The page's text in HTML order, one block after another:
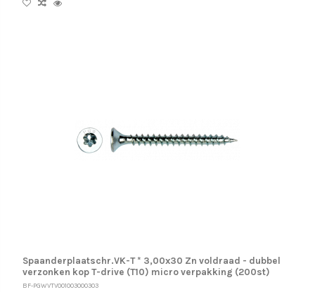
Spaanderplaatschr.VK-T * 3,00x30 Zn voldraad - dubbel
verzonken kop T-drive (T10) micro verpakking (200st)
BF-PGWVTV001003000303